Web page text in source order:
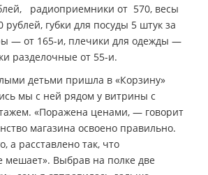
радиоприемники от 570, весы
губки для посуды 5 штук за
— от 165-и, плечики для одежды —
разделочные от 55-и.
детьми пришла в «Корзину»
мы с ней рядом у витрины с
«Поражена ценами, — говорит
магазина освоено правильно.
а расставлено так, что
мешает». Выбрав на полке две